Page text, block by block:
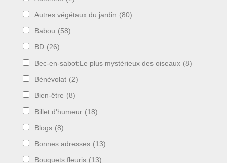
Autres végétaux du jardin (80)
Babou (58)
BD (26)
Bec-en-sabot:Le plus mystérieux des oiseaux (8)
Bénévolat (2)
Bien-être (8)
Billet d'humeur (18)
Blogs (8)
Bonnes adresses (13)
Bouquets fleuris (13)